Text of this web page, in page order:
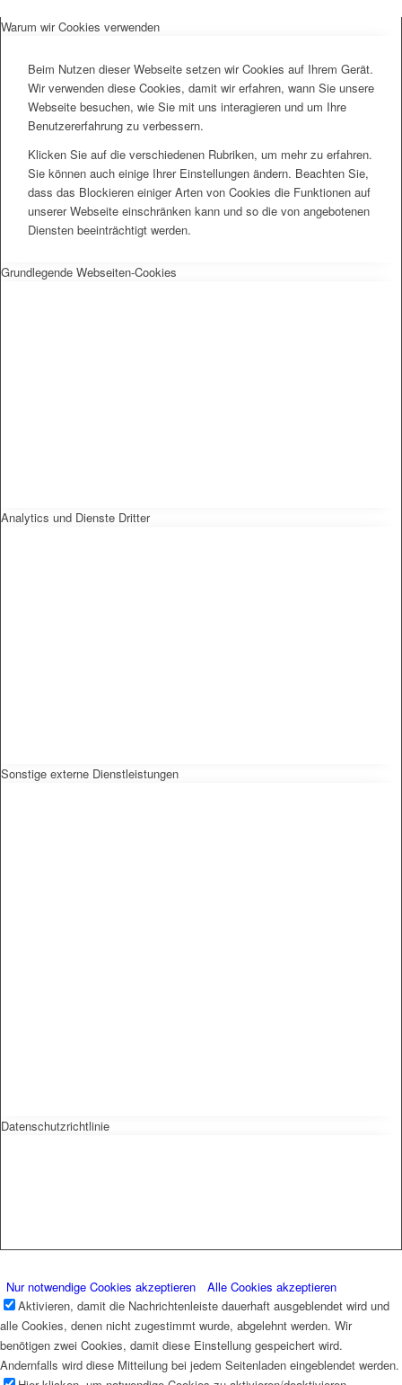
Warum wir Cookies verwenden
Beim Nutzen dieser Webseite setzen wir Cookies auf Ihrem Gerät.
Wir verwenden diese Cookies, damit wir erfahren, wann Sie unsere
Webseite besuchen, wie Sie mit uns interagieren und um Ihre
Benutzererfahrung zu verbessern.
Klicken Sie auf die verschiedenen Rubriken, um mehr zu erfahren.
Sie können auch einige Ihrer Einstellungen ändern. Beachten Sie,
dass das Blockieren einiger Arten von Cookies die Funktionen auf
unserer Webseite einschränken kann und so die von angebotenen
Diensten beeinträchtigt werden.
Grundlegende Webseiten-Cookies
Analytics und Dienste Dritter
Sonstige externe Dienstleistungen
Datenschutzrichtlinie
Nur notwendige Cookies akzeptieren
Alle Cookies akzeptieren
Aktivieren, damit die Nachrichtenleiste dauerhaft ausgeblendet wird und
alle Cookies, denen nicht zugestimmt wurde, abgelehnt werden. Wir
benötigen zwei Cookies, damit diese Einstellung gespeichert wird.
Andernfalls wird diese Mitteilung bei jedem Seitenladen eingeblendet werden.